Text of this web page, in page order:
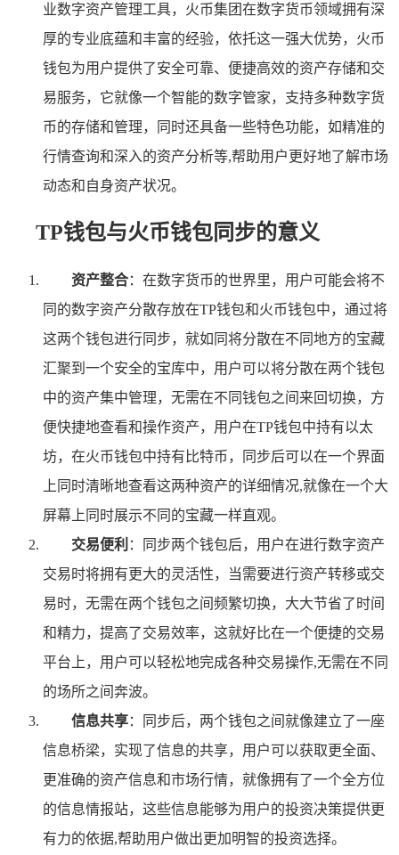
业数字资产管理工具，火币集团在数字货币领域拥有深
厚的专业底蕴和丰富的经验，依托这一强大优势，火币
钱包为用户提供了安全可靠、便捷高效的资产存储和交
易服务，它就像一个智能的数字管家，支持多种数字货
币的存储和管理，同时还具备一些特色功能，如精准的
行情查询和深入的资产分析等,帮助用户更好地了解市场
动态和自身资产状况。
TP钱包与火币钱包同步的意义
资产整合：在数字货币的世界里，用户可能会将不
同的数字资产分散存放在TP钱包和火币钱包中，通过将
这两个钱包进行同步，就如同将分散在不同地方的宝藏
汇聚到一个安全的宝库中，用户可以将分散在两个钱包
中的资产集中管理，无需在不同钱包之间来回切换，方
便快捷地查看和操作资产，用户在TP钱包中持有以太
坊，在火币钱包中持有比特币，同步后可以在一个界面
上同时清晰地查看这两种资产的详细情况,就像在一个大
屏幕上同时展示不同的宝藏一样直观。
交易便利 ：同步两个钱包后，用户在进行数字资产
交易时将拥有更大的灵活性，当需要进行资产转移或交
易时，无需在两个钱包之间频繁切换，大大节省了时间
和精力，提高了交易效率，这就好比在一个便捷的交易
平台上，用户可以轻松地完成各种交易操作,无需在不同
的场所之间奔波。
信息共享：同步后，两个钱包之间就像建立了一座
信息桥梁，实现了信息的共享，用户可以获取更全面、
更准确的资产信息和市场行情，就像拥有了一个全方位
的信息情报站，这些信息能够为用户的投资决策提供更
有力的依据,帮助用户做出更加明智的投资选择。